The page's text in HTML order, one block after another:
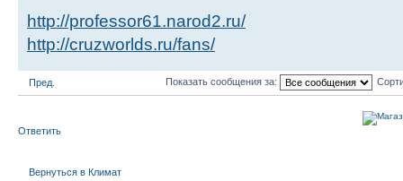
http://professor61.narod2.ru/
http://cruzworlds.ru/fans/
Пред. Показать сообщения за:
Ответить
Вернуться в Климат